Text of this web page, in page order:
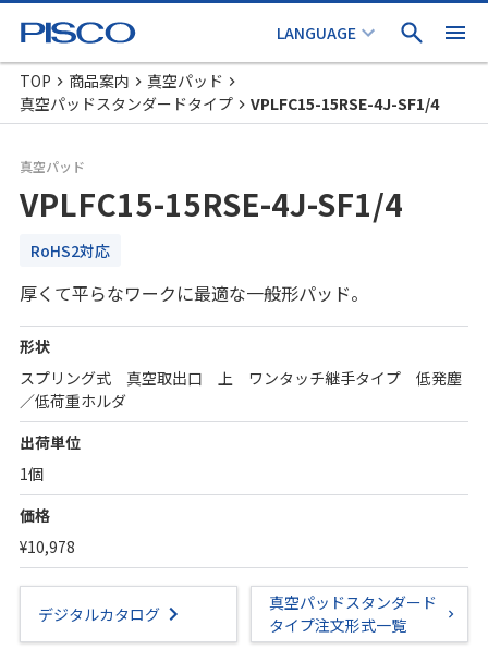
TOP 商品案内
真空パッド
真空パッドスタンダードタイプ
VPLFC15-15RSE-4J-SF1/4
真空パッド
VPLFC15-15RSE-4J-SF1/4
RoHS2対応
厚くて平らなワークに最適な一般形パッド。
形状
スプリング式 真空取出口 上 ワンタッチ継手タイプ 低発塵
／低荷重ホルダ
出荷単位
1個
価格
¥10,978
デジタルカタログ
真空パッドスタンダード
タイプ注文形式一覧